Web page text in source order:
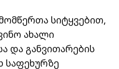
სიტყვებით,
ახალი
და განვითარების